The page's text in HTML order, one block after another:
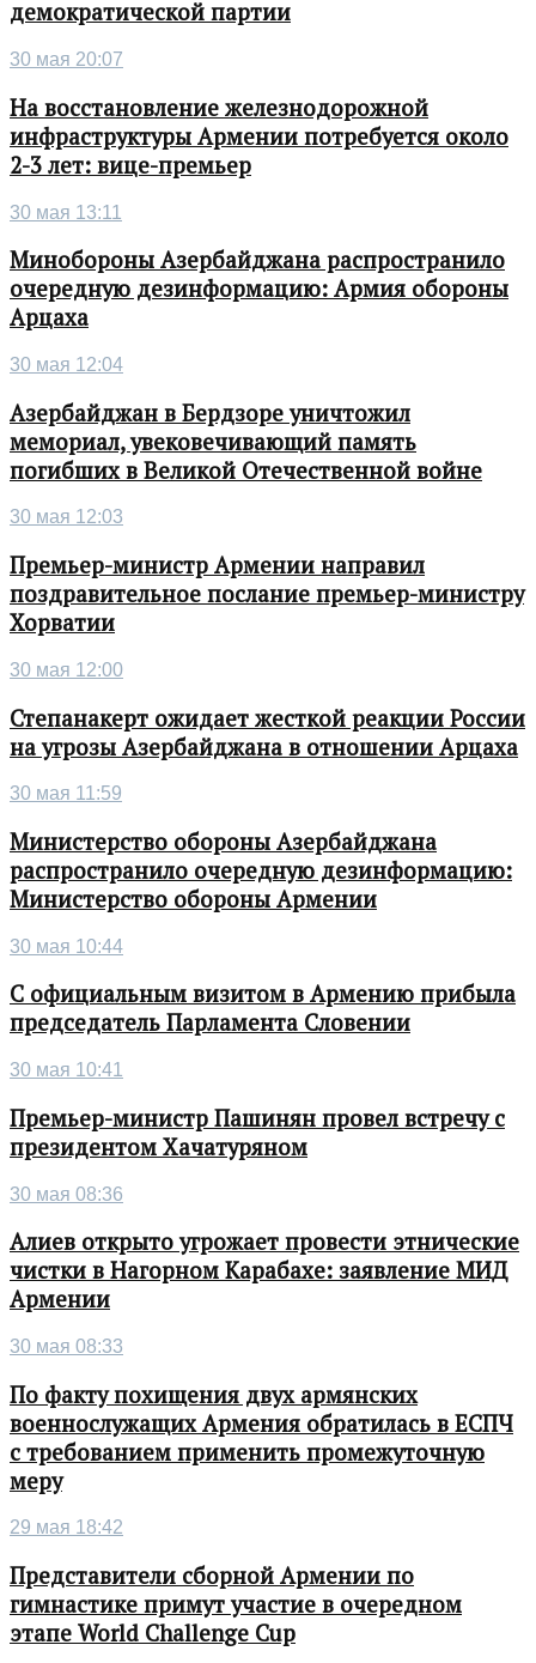
демократической партии
30 мая 20:07
На восстановление железнодорожной
инфраструктуры Армении потребуется около
2-3 лет: вице-премьер
30 мая 13:11
Минобороны Азербайджана распространило
очередную дезинформацию: Армия обороны
Арцаха
30 мая 12:04
Азербайджан в Бердзоре уничтожил
мемориал, увековечивающий память
погибших в Великой Отечественной войне
30 мая 12:03
Премьер-министр Армении направил
поздравительное послание премьер-министру
Хорватии
30 мая 12:00
Степанакерт ожидает жесткой реакции России
на угрозы Азербайджана в отношении Арцаха
30 мая 11:59
Министерство обороны Азербайджана
распространило очередную дезинформацию:
Министерство обороны Армении
30 мая 10:44
С официальным визитом в Армению прибыла
председатель Парламента Словении
30 мая 10:41
Премьер-министр Пашинян провел встречу с
президентом Хачатуряном
30 мая 08:36
Алиев открыто угрожает провести этнические
чистки в Нагорном Карабахе: заявление МИД
Армении
30 мая 08:33
По факту похищения двух армянских
военнослужащих Армения обратилась в ЕСПЧ
с требованием применить промежуточную
меру
29 мая 18:42
Представители сборной Армении по
гимнастике примут участие в очередном
этапе World Challenge Cup